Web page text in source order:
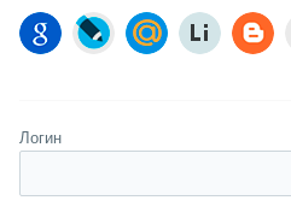
Логин